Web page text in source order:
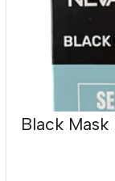
Black Mask